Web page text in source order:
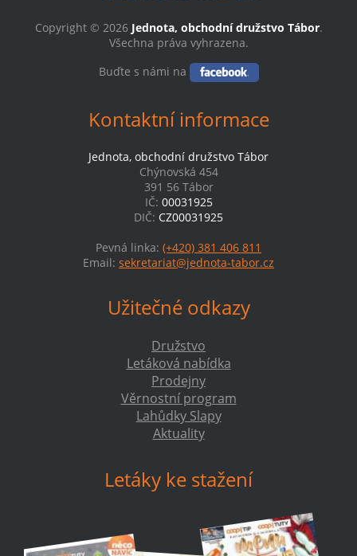
Copyright © 2026 Jednota, obchodní družstvo Tábor.
Všechna práva vyhrazena.
Buďte s námi na
Kontaktní informace
Jednota, obchodní družstvo Tábor
Chýnovská 454
391 56 Tábor
IČ: 00031925
DIČ: CZ00031925
Pevná linka: (+420) 381 406 811
Email: sekretariat@jednota-tabor.cz
Užitečné odkazy
Družstvo
Letáková nabídka
Prodejny
Věrnostní program
Lahůdky Slapy
Aktuality
Letáky ke stažení